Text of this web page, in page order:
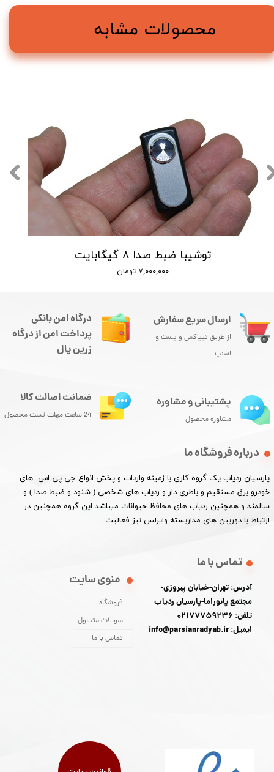
★★★★★
★ ★★ ★
توشیبا ضبط صدا ۸ گیگابایت
۷,۰۰۰,۰۰۰ تومان
محصولات مشابه
ارسال سریع سفارش
از طریق تیپاکس و پست و
اسنپ
درباره فروشگاه ما
پارسیان ردیاب یک گروه کاری با زمینه واردات و پخش انواع جی پی اس های
خودرو برق مستقیم و باطری دار و ردیاب های شخصی ( شنود و ضبط صدا ) و
سالمند و همچنین ردیاب های محافظ حیوانات میباشد این گروه همچنین در
ارتباط با دوربین های مداربسته وایرلس نیز فعالیت.​​​​​​​
منوی سایت
فروشگاه
سوالات متداول
تماس با ما
تماس با ما
آدرس: تهران-خیابان پیروزی-
مجتمع پانوراما-پارسیان ردیاب
تلفن: 02177759236
ایمیل: info@parsianradyab.ir
درگاه امن بانکی
پرداخت امن از درگاه
زرین پال
پشتیبانی و مشاوره
مشاوره محصول
ضمانت اصالت کالا
24 ساعت مهلت تست محصول